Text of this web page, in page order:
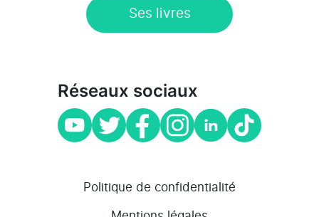
Ses livres
Réseaux sociaux
Politique de confidentialité